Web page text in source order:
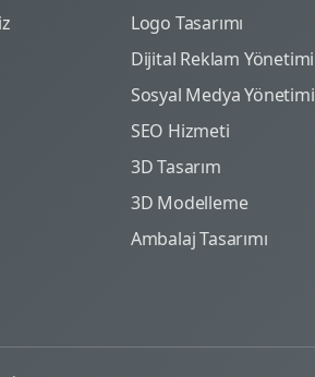
Logo Tasarımı
Dijital Reklam Yönetimi
Sosyal Medya Yönetimi
SEO Hizmeti
3D Tasarım
3D Modelleme
Ambalaj Tasarımı